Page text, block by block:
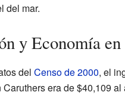
del mar.
y Economía
del Censo de 2000, el
Caruthers era de $40,109